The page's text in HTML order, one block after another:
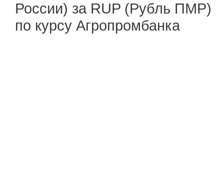
России) за RUP (Рубль ПМР)
по курсу Агропромбанка